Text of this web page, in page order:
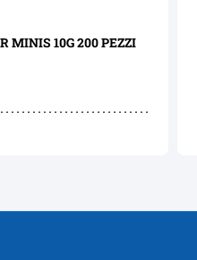
LOACKER NAPOLITANER MINIS 10G 200 PEZZI